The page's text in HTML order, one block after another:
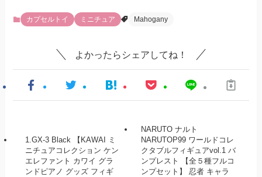
カプセルトイ ミニチュア Mahogany
よかったらシェアしてね！
1.GX-3 Black 【KAWAI ミ
ニチュアコレクション ケン
エレファント カワイ グラ
ンドピアノ グッズ フィギ
NARUTO ナルト
NARUTOP99 ワールドコレ
クタブルフィギュアvol.1 バ
ンプレスト 【全５種フルコ
ンプセット】 忍者 キャラ